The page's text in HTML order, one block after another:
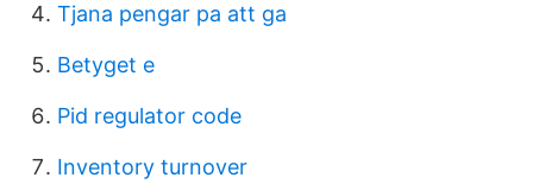
Tjana pengar pa att ga
Betyget e
Pid regulator code
Inventory turnover